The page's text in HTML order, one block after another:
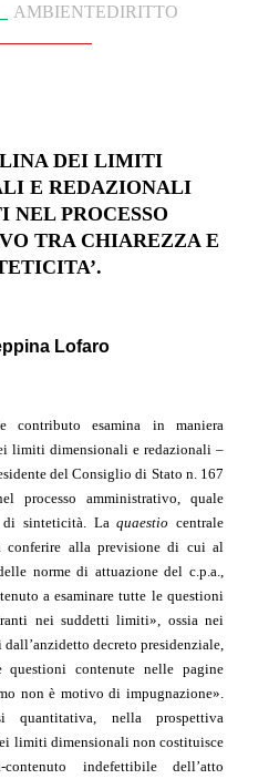
AMBIENTEDIRITTO
DEI LIMITI
E REDAZIONALI
NEL PROCESSO
TRA CHIAREZZA E
Lofaro
contributo esamina in maniera
limiti dimensionali e redazionali –
del Consiglio di Stato n. 167
amministrativo, quale
di sinteticità. Laquaestio centrale
conferire alla previsione di cui al
norme di attuazione del c.p.a.,
a esaminare tutte le questioni
nei suddetti limiti», ossia nei
decreto presidenziale,
questioni contenute nelle pagine
non è motivo di impugnazione».
nella prospettiva
limiti dimensionali non costituisce
indefettibile dell’atto